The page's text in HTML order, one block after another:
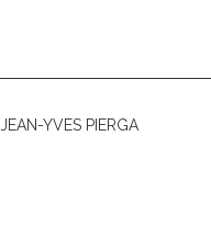
JEAN-YVES PIERGA